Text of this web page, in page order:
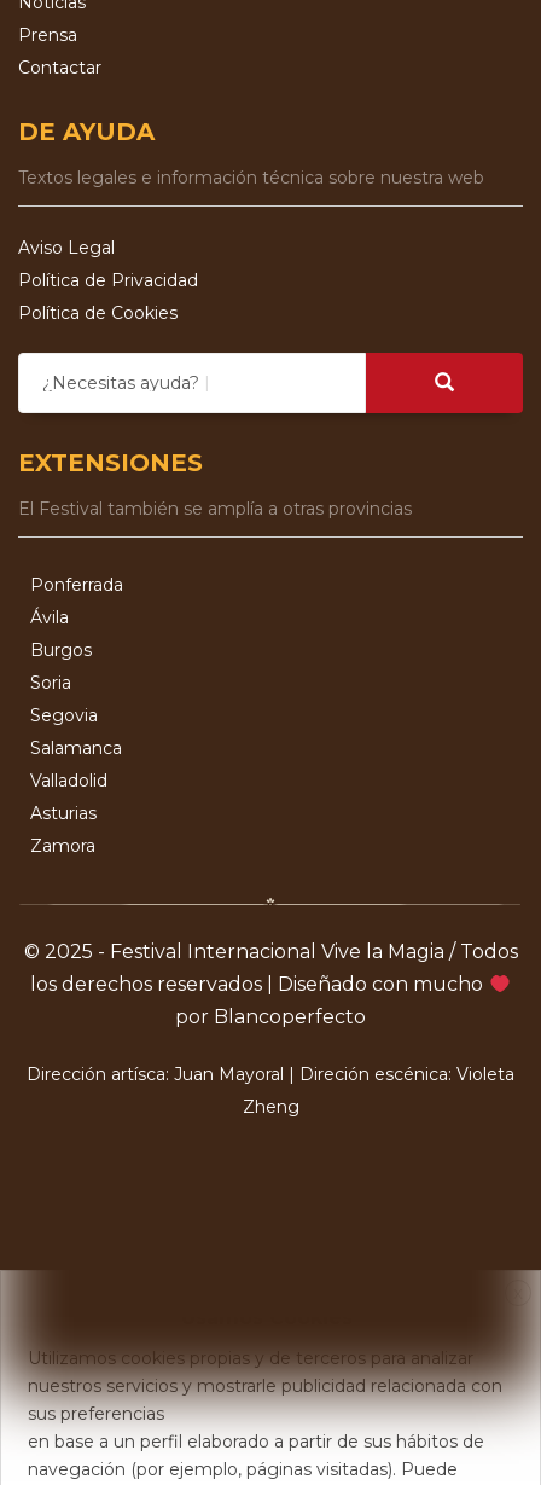
Prensa
Contactar
DE AYUDA
Textos legales e información técnica sobre nuestra web
Aviso Legal
Política de Privacidad
Política de Cookies
¿Necesitas ayuda?
EXTENSIONES
El Festival también se amplía a otras provincias
Ponferrada
Ávila
Burgos
Soria
Segovia
Salamanca
Valladolid
Asturias
Zamora
© 2025 - Festival Internacional Vive la Magia / Todos
los derechos reservados | Diseñado con mucho
por Blancoperfecto
Dirección artísca: Juan Mayoral | Direción escénica: Violeta
Zheng
Utilizamos cookies propias y de terceros para analizar
nuestros servicios y mostrarle publicidad relacionada con
sus preferencias
en base a un perfil elaborado a partir de sus hábitos de
navegación (por ejemplo, páginas visitadas). Puede